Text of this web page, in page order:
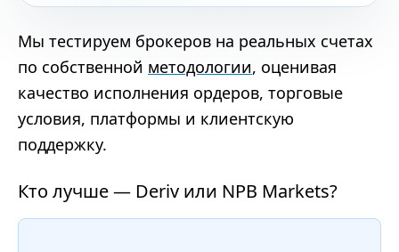
Мы тестируем брокеров на реальных счетах
по собственной методологии, оценивая
качество исполнения ордеров, торговые
условия, платформы и клиентскую
поддержку.
Кто лучше — Deriv или NPB Markets?